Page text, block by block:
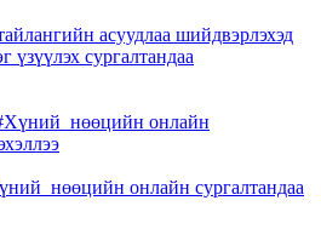
асуудлаа шийдвэрлэхэд
үзүүлэх сургалтандаа
онлайн сургалтандаа